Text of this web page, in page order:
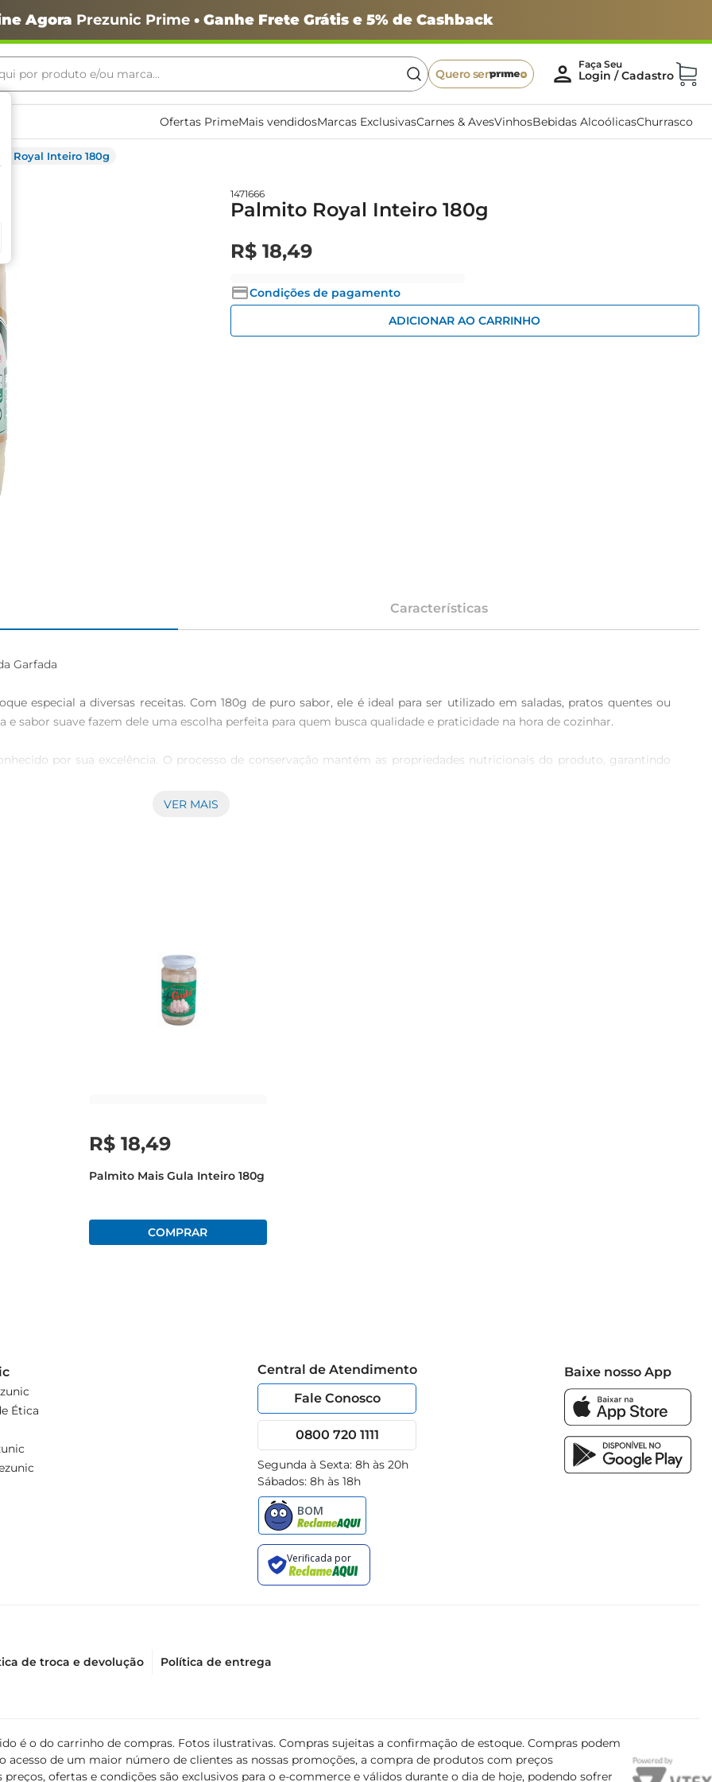
Agora Prezunic Prime• Ganhe Frete Grátis e 5% de Cashback
por produto e/ou marca...
Quero ser
Ofertas PrimeMais vendidosMarcas ExclusivasCarnes & AvesVinhosBebidas AlcoólicasChurrasco
Royal Inteiro 180g
1471666
Palmito Royal Inteiro 180g
R$ 18,49
Condições de pagamento
ADICIONAR AO CARRINHO
Características
Garfada
especial a diversas receitas. Com 180g de puro sabor, ele é ideal para ser utilizado em saladas, pratos quentes ou
sabor suave fazem dele uma escolha perfeita para quem busca qualidade e praticidade na hora de cozinhar.
por sua excelência. O processo de conservação mantém as propriedades nutricionais do produto, garantindo
o palmito em local fresco e seco. Após aberto, mantenha em refrigerador e consuma em até 3 dias para preservar
VER MAIS
R$ 18,49
Palmito Mais Gula Inteiro 180g
Ética
Central de Atendimento
Fale Conosco
0800 720 1111
Segunda à Sexta: 8h às 20h
Sábados: 8h às 18h
Baixe nosso App
de troca e devolução Política de entrega
é o do carrinho de compras. Fotos ilustrativas. Compras sujeitas a confirmação de estoque. Compras podem
acesso de um maior número de clientes as nossas promoções, a compra de produtos com preços
ofertas e condições são exclusivos para o e-commerce e válidos durante o dia de hoje, podendo sofrer
buscados